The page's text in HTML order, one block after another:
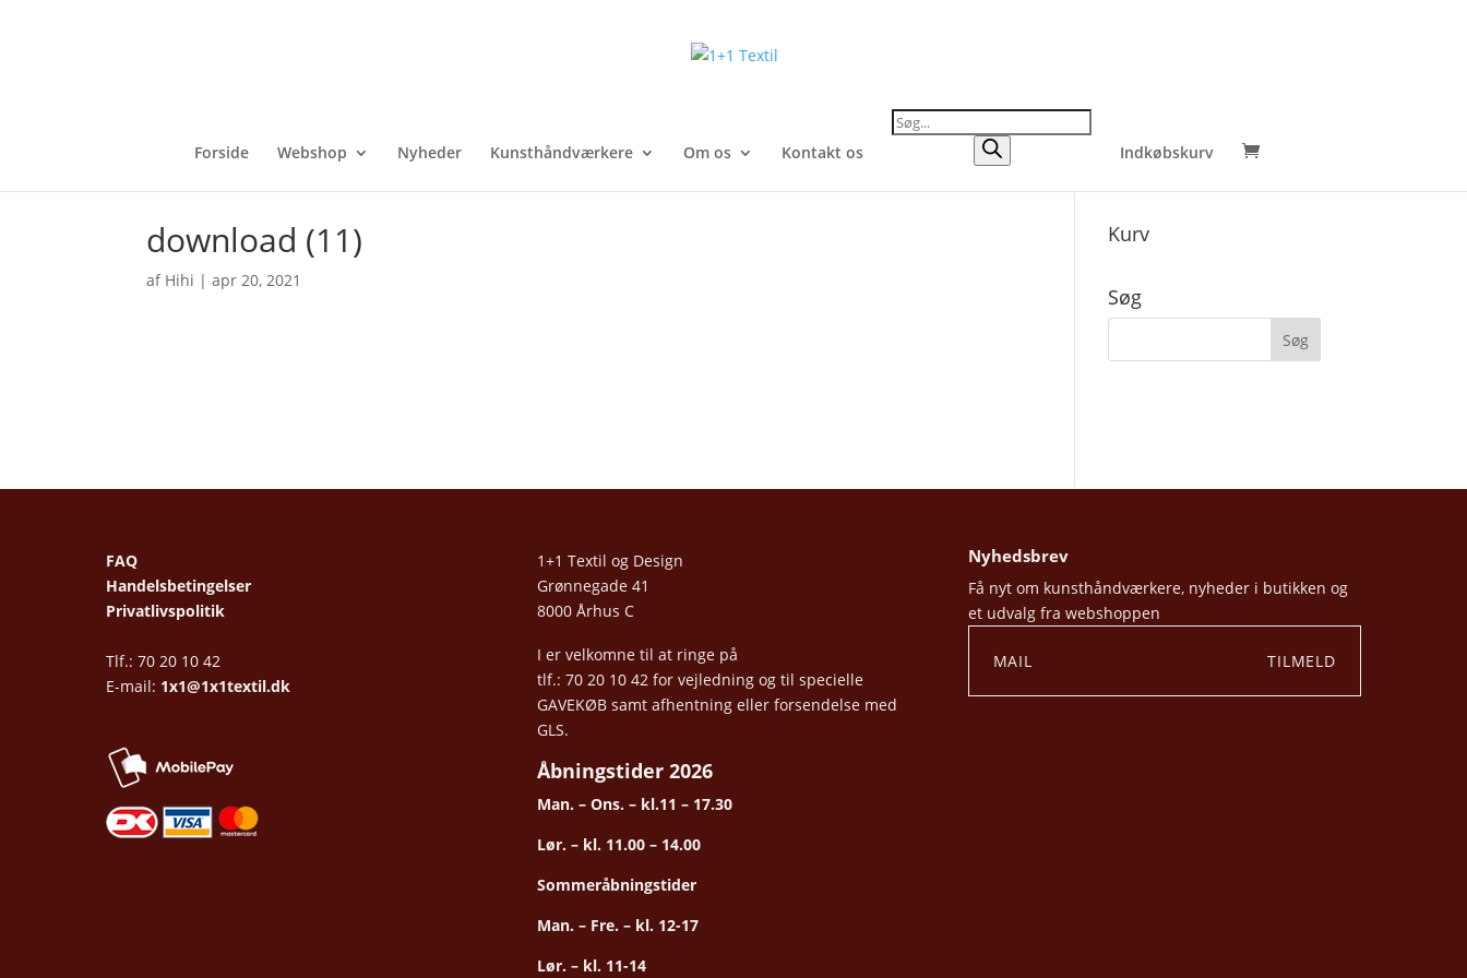
Forside Webshop Nyheder Kunsthåndværkere Om os Kontakt os
Products
search
Indkøbskurv
download (11)
af Hihi |apr 20, 2021
Kurv
Søg
FAQ
Handelsbetingelser
Privatlivspolitik
Tlf.: 70 20 10 42
E-mail: 1x1@1x1textil.dk
1+1 Textil og Design
Grønnegade 41
8000 Århus C
I er velkomne til at ringe på
tlf.: 70 20 10 42 for vejledning og til specielle
GAVEKØB samt afhentning eller forsendelse med
GLS.
Åbningstider 2026
Man. – Ons. – kl.11 – 17.30
Lør. – kl. 11.00 – 14.00
Sommeråbningstider
Man. – Fre. – kl. 12-17
Lør. – kl. 11-14
Nyhedsbrev
Få nyt om kunsthåndværkere, nyheder i butikken og
et udvalg fra webshoppen
TILMELD